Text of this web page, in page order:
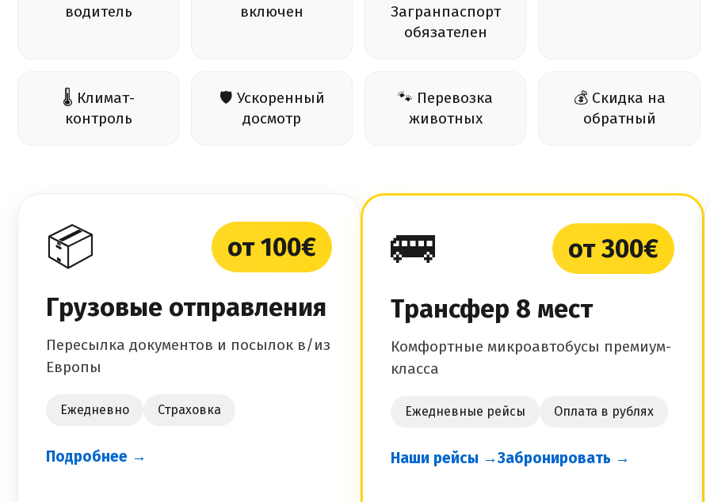
водитель
включен
Загранпаспорт
обязателен
🌡️ Климат-
контроль
🛡️ Ускоренный
досмотр
🐾 Перевозка
животных
💰 Скидка на
обратный
📦
от 100€
Грузовые отправления
Пересылка документов и посылок в/из
Европы
Ежедневно Страховка
Подробнее →
🚌
от 300€
Трансфер 8 мест
Комфортные микроавтобусы премиум-
класса
Ежедневные рейсы Оплата в рублях
Наши рейсы →Забронировать →